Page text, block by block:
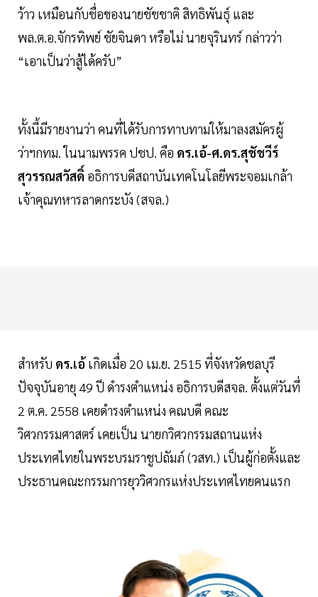
ว้าว เหมือนกับชื่อของนายชัชชาติ สิทธิพันธุ์ และ
พล.ต.อ.จักรทิพย์ ชัยจินดา หรือไม่ นายจุรินทร์ กล่าวว่า
“เอาเป็นว่าสู้ได้ครับ”
ทั้งนี้มีรายงานว่า คนที่ได้รับการทาบทามให้มาลงสมัครผู้
ว่าฯกทม. ในนามพรรค ปชป. คือ ดร.เอ้-ศ.ดร.สุชัชวีร์
สุวรรณสวัสดิ์ อธิการบดีสถาบันเทคโนโลยีพระจอมเกล้า
เจ้าคุณทหารลาดกระบัง (สจล.)
สำหรับ ดร.เอ้เกิดเมื่อ 20 เม.ย. 2515 ที่จังหวัดชลบุรี
ปัจจุบันอายุ 49 ปี ดำรงตำแหน่ง อธิการบดีสจล. ตั้งแต่วันที่
2 ต.ค. 2558 เคยดำรงตำแหน่ง คณบดี คณะ
วิศวกรรมศาสตร์ เคยเป็น นายกวิศวกรรมสถานแห่ง
ประเทศไทยในพระบรมราชูปถัมภ์ (วสท.) เป็นผู้ก่อตั้งและ
ประธานคณะกรรมการยุววิศวกรแห่งประเทศไทยคนแรก